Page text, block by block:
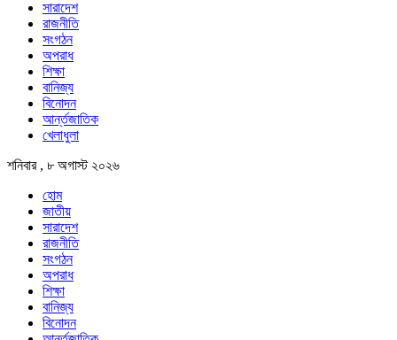
সারাদেশ
রাজনীতি
সংগঠন
অপরাধ
শিক্ষা
বানিজ্য
বিনোদন
আর্ন্তজাতিক
খেলাধুলা
শনিবার , ৮ অগাস্ট ২০২৬
হোম
জাতীয়
সারাদেশ
রাজনীতি
সংগঠন
অপরাধ
শিক্ষা
বানিজ্য
বিনোদন